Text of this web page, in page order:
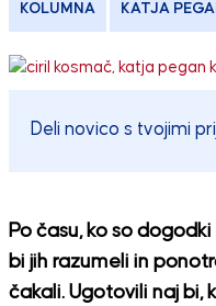
KOLUMNA KATJA
Deli novico s tvojimi
Po času, ko so
bi jih razumeli in
čakali. Ugotovili naj bi,